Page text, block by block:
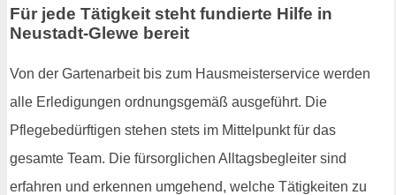
Für jede Tätigkeit steht fundierte Hilfe in
Neustadt-Glewe bereit
Von der Gartenarbeit bis zum Hausmeisterservice werden
alle Erledigungen ordnungsgemäß ausgeführt. Die
Pflegebedürftigen stehen stets im Mittelpunkt für das
gesamte Team. Die fürsorglichen Alltagsbegleiter sind
erfahren und erkennen umgehend, welche Tätigkeiten zu